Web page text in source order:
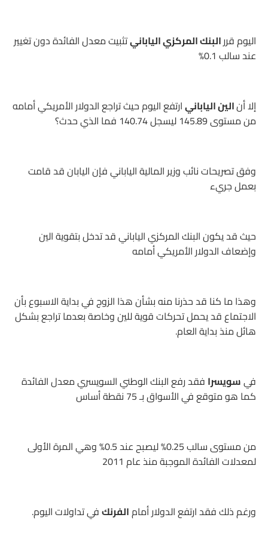
اليوم قررالبنك المركزي اليابانيتثبيت معدل الفائدة دون تغيير
عند سالب 0.1%
إلا أنالين اليابانيارتفع اليوم حيث تراجع الدولار الأمريكي أمامه
من مستوى 145.89 ليسجل 140.74 فما الذي حدث؟
وفق تصريحات نائب وزير المالية الياباني فإن اليابان قد قامت
بعمل جريء
حيث قد يكون البنك المركزي الياباني قد تدخل بتقوية الين
وإضعاف الدولار الأمريكي أمامه
وهذا ما كنا قد حذرنا منه بشأن هذا الزوج في بداية الاسبوع بأن
الاجتماع قد يحمل تحركات قوية للين وخاصة بعدما تراجع بشكل
هائل منذ بداية العام.
فيسويسرا فقد رفع البنك الوطني السويسري معدل الفائدة
كما هو متوقع في الأسواق بـ 75 نقطة أساس
من مستوى سالب 0.25% ليصبح عند 0.5% وهي المرة الأولى
لمعدلات الفائدة الموجبة منذ عام 2011
ورغم ذلك فقد ارتفع الدولار أمامالفرنكفي تداولات اليوم.